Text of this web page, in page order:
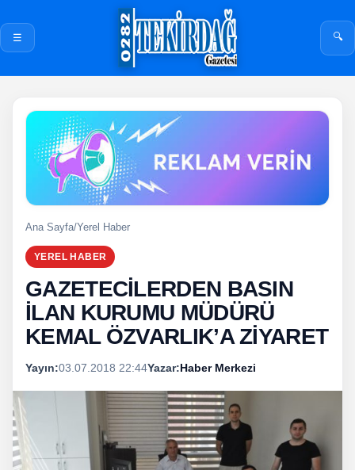
☰ 🔍
Ana Sayfa/Yerel Haber
YEREL HABER
GAZETECİLERDEN BASIN
İLAN KURUMU MÜDÜRÜ
KEMAL ÖZVARLIK’A ZİYARET
Yayın:03.07.2018 22:44Yazar:Haber Merkezi